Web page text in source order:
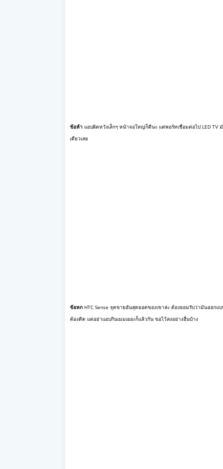
ข้อห้า แอบผิดหวังเล็กๆ หน้าจอใหญ่ก็ดีนะ แต่พอร์ทเชื่อมต่อไป LED TV
เดียวเลย
ข้อหก HTC Sense จุดขายอันสุดยอดของเขาล่ะ ต้องยอมรับว่ามันออกแบ
ต้องติด แต่อย่าแอบกินเมมเยอะก็แล้วกัน ขอไว้ลงอย่างอื่นบ้าง